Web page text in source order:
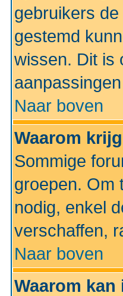
gebruikers
gestemd
wissen. Dit is
Naar boven
Waarom
Sommige
groepen. Om
nodig, enkel
verschaffen,
Naar boven
Waarom